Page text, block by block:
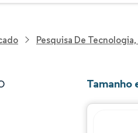
Pesquisa De
Tamanho